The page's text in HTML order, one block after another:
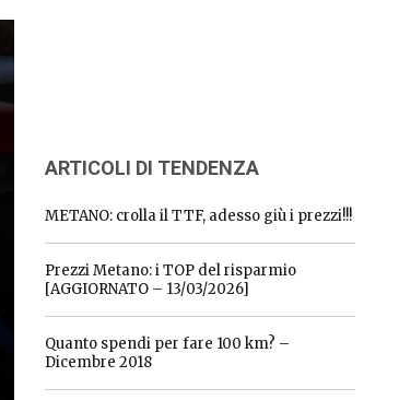
ARTICOLI DI TENDENZA
METANO: crolla il TTF, adesso giù i prezzi!!!
Prezzi Metano: i TOP del risparmio
[AGGIORNATO – 13/03/2026]
Quanto spendi per fare 100 km? –
Dicembre 2018